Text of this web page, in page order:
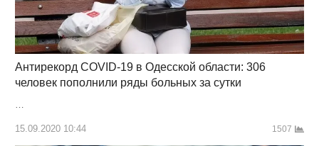
Антирекорд COVID-19 в Одесской области: 306
человек пополнили ряды больных за сутки
…
15.09.2020 10:44 1507